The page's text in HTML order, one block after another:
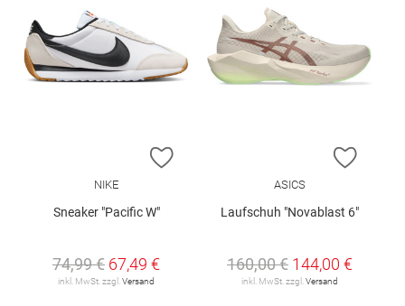
ZUR WUNSCHLISTE HINZUFÜGEN
NIKE
Sneaker "Pacific W"
74,99 € 67,49 €
inkl. MwSt. zzgl. Versand
ZUR
ASICS
Laufschuh "Novablast 6"
160,00 € 144,00 €
inkl. MwSt. zzgl. Versand